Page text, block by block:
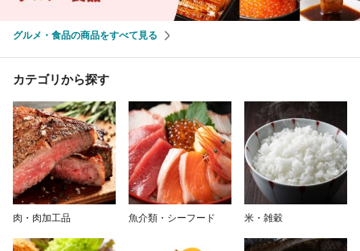
グルメ・食品の商品をすべて見る
カテゴリから探す
肉・肉加工品 魚介類・シーフード 米・雑穀
送料無料
Pontaパス特典対象すべて
サンキュー配送対象 レビューキャンペーン
キーワード
除外ワード